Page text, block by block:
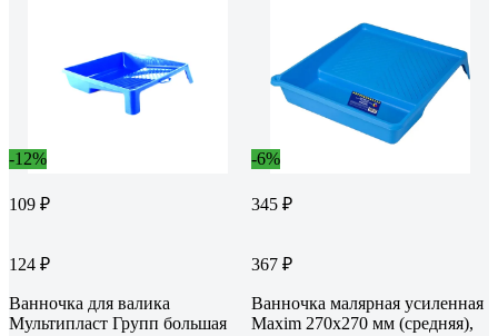
-12%
109 ₽
124 ₽
Ванночка для валика
Мультипласт Групп большая
-6%
345 ₽
367 ₽
Ванночка малярная усиленная
Maxim 270х270 мм (средняя),